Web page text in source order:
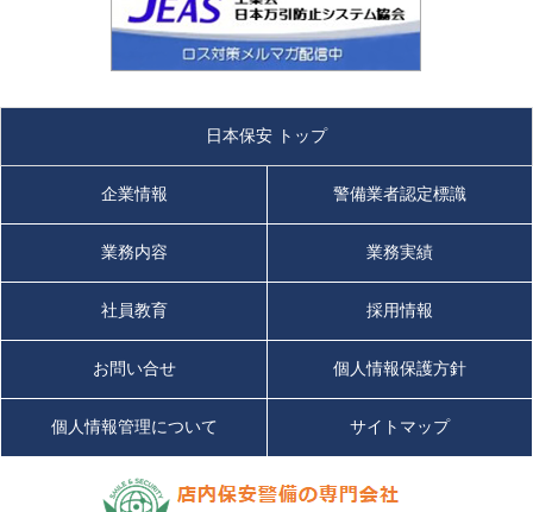
日本保安 トップ
企業情報 警備業者認定標識
業務内容 業務実績
社員教育 採用情報
お問い合せ 個人情報保護方針
個人情報管理について サイトマップ